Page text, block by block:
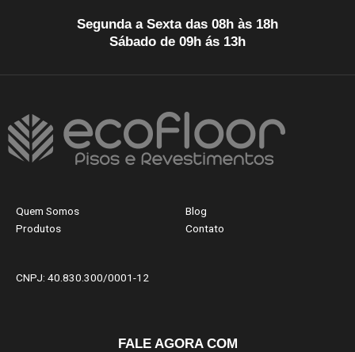
Segunda a Sexta das 08h às 18h
Sábado de 09h ás 13h
Quem Somos
Produtos
Blog
Contato
CNPJ: 40.830.300/0001-12
FALE AGORA COM